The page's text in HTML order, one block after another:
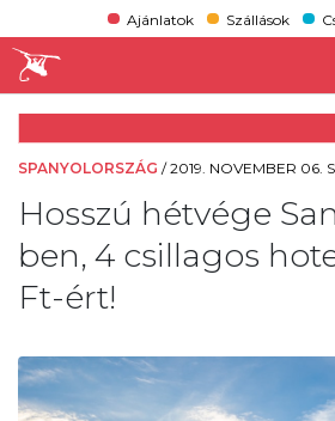
Ajánlatok Szállások
SPANYOLORSZÁG /2019. NOVEMBER 06.
Hosszú hétvége
ben, 4 csillagos
Ft-ért!